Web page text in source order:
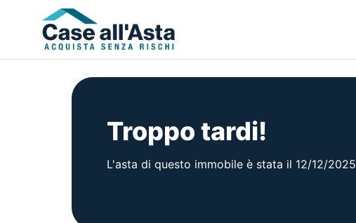
Troppo tardi!
L'asta di questo immobile è stata il 12/12/2025